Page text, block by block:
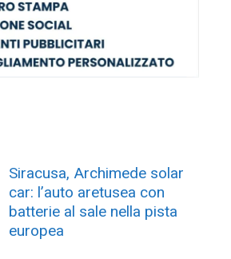
Siracusa, Archimede solar
car: l’auto aretusea con
batterie al sale nella pista
europea